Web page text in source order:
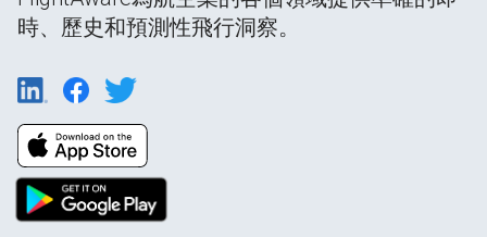
時、歷史和預測性飛行洞察。